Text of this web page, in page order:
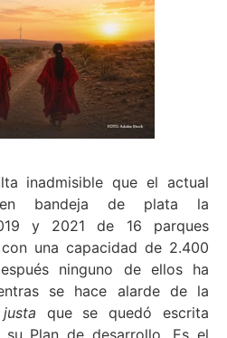
inadmisible que el actual
en bandeja de plata la
y 2021 de 16 parques
una capacidad de 2.400
ninguno de ellos ha
se hace alarde de la
que se quedó escrita